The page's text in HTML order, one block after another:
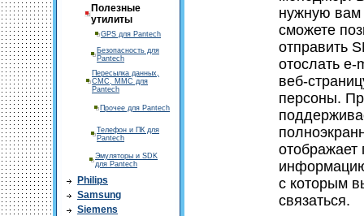
Полезные
утилиты
GPS для Pantech
Безопасность для
Pantech
Пересылка данных,
СМС, ММС для
Pantech
Прочее для Pantech
Телефон и ПК для
Pantech
Эмуляторы и SDK
для Pantech
Philips
Samsung
Siemens
нужную вам
сможете
отправить
отослать e-
веб-
персоны.
отображает
с которым
связаться.